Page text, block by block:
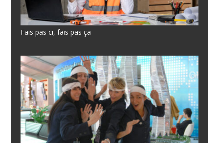
Fais pas ci, fais pas ça